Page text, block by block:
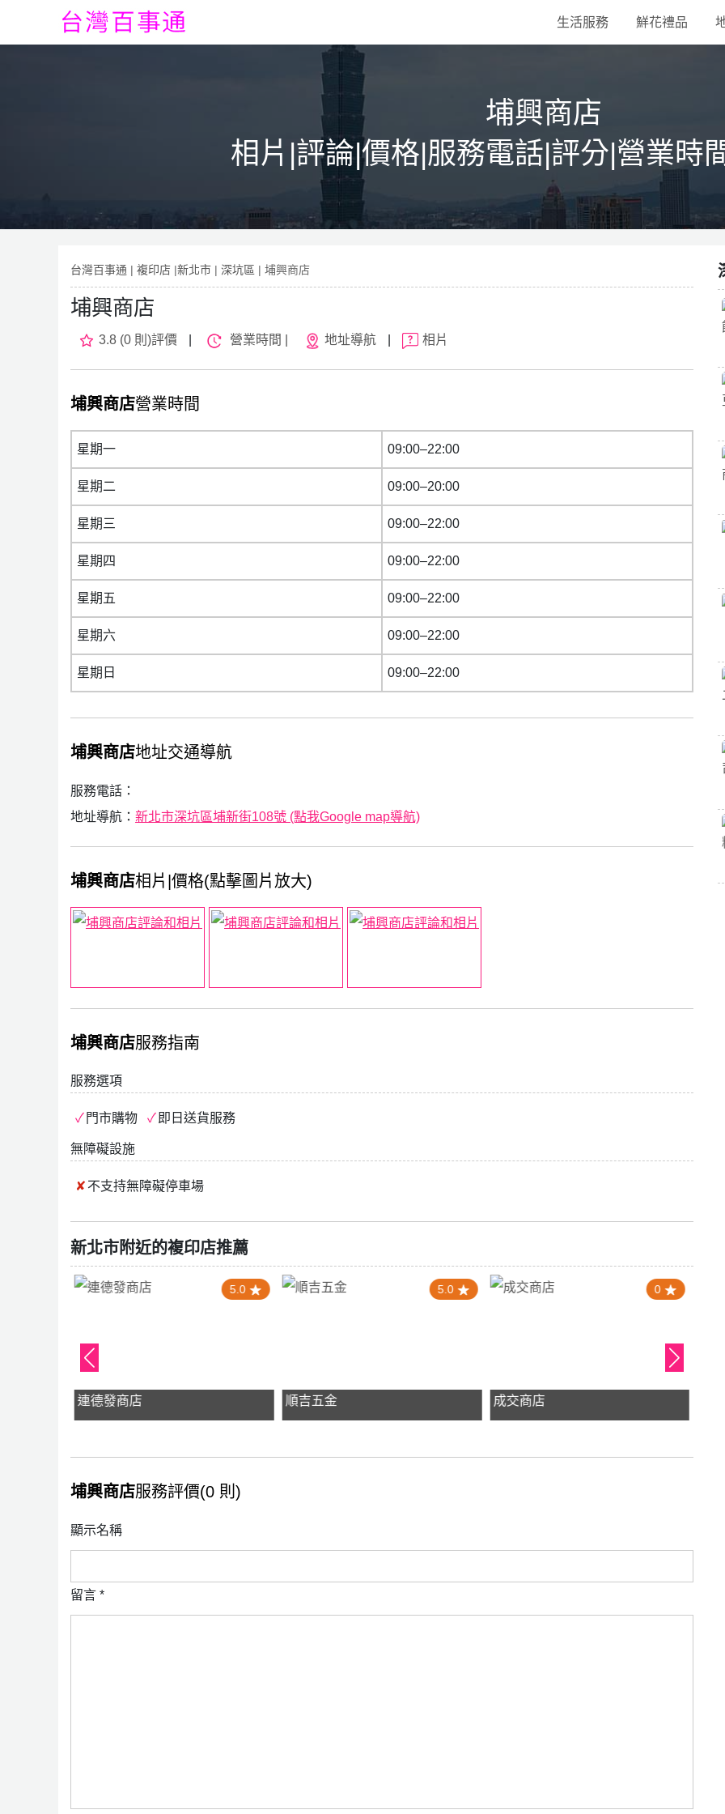
生活服務 鮮花禮品
埔興商店
相片|評論|價格|服務電話|評分|營業時
台灣百事通 | 複印店 |新北市 | 深坑區 | 埔興商店
埔興商店
3.8 (0 則)評價 營業時間 | 地址導航 相片
埔興商店營業時間
星期一 09:00–22:00
星期二 09:00–20:00
星期三 09:00–22:00
星期四 09:00–22:00
星期五 09:00–22:00
星期六 09:00–22:00
星期日 09:00–22:00
埔興商店地址交通導航
服務電話：
地址導航： 新北市深坑區埔新街108號 (點我Google map導航)
埔興商店相片|價格(點擊圖片放大)
埔興商店服務指南
服務選項
門市購物 即日送貨服務
無障礙設施
不支持無障礙停車場
新北市附近的複印店推薦
5.0
連德發商店
5.0
順吉五金
0
成交商店
埔興商店服務評價(0 則)
顯示名稱
留言 *